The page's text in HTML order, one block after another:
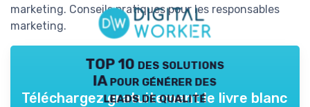
marketing. Conseils pratiques pour les responsables
marketing.
TOP 10 des solutions
IA pour générer des
leads de qualité
Téléchargez gratuitement le livre blanc